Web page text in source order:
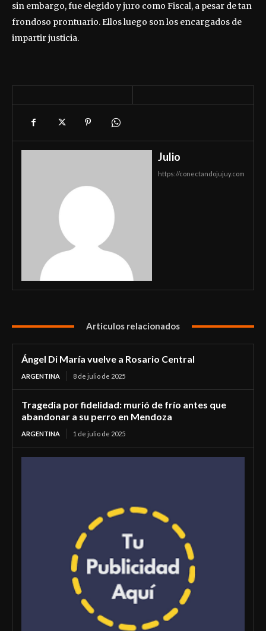
sin embargo, fue elegido y juro como Fiscal, a pesar de tan
frondoso prontuario. Ellos luego son los encargados de
impartir justicia.
Julio
https://conectandojujuy.com
Articulos relacionados
Ángel Di María vuelve a Rosario Central
ARGENTINA 8 de julio de 2025
Tragedia por fidelidad: murió de frío antes que
abandonar a su perro en Mendoza
ARGENTINA 1 de julio de 2025